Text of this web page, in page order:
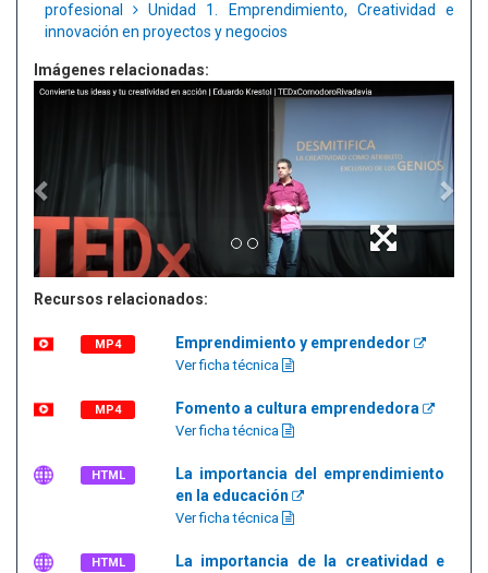
profesional
Unidad 1. Emprendimiento, Creatividad e
innovación en proyectos y negocios
Imágenes relacionadas:
Recursos relacionados:
MP4 Emprendimiento y emprendedor
Ver ficha técnica
MP4 Fomento a cultura emprendedora
Ver ficha técnica
HTML
La importancia del emprendimiento
en la educación
Ver ficha técnica
HTML
La importancia de la creatividad e